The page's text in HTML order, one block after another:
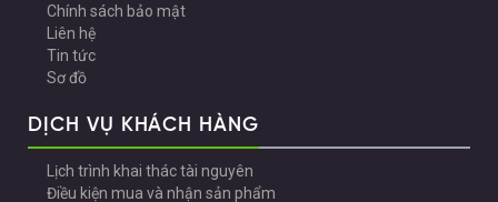
Chính sách bảo mật
Liên hệ
Tin tức
Sơ đồ
DỊCH VỤ KHÁCH HÀNG
Lịch trình khai thác tài nguyên
Điều kiện mua và nhận sản phẩm